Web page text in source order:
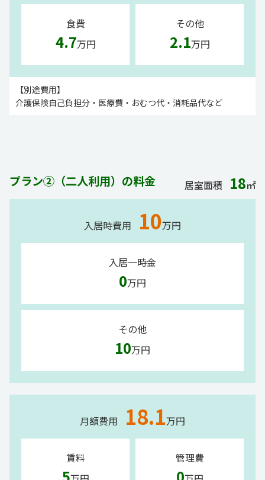
食費
4.7万円
その他
2.1万円
【別途費用】
介護保険自己負担分・医療費・おむつ代・消耗品代など
プラン②（二人利用）の料金 居室面積 18㎡
入居時費用 10万円
入居一時金
0万円
その他
10万円
月額費用 18.1万円
賃料 管理費